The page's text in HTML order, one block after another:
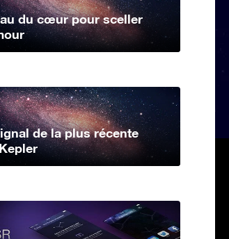
du cœur pour sceller
de la plus récente